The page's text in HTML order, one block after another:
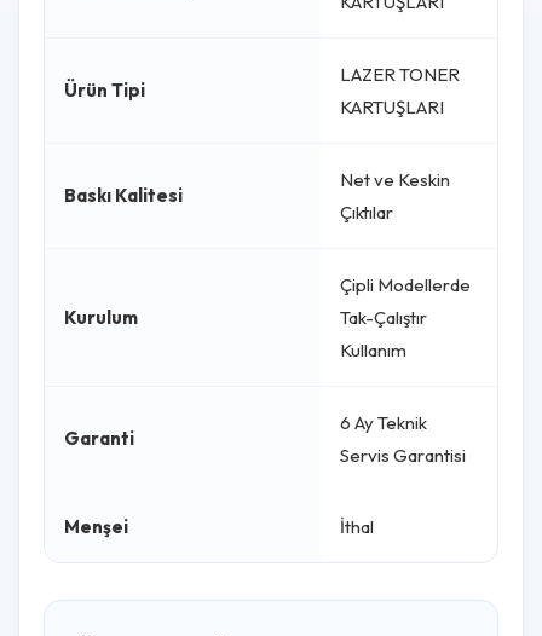
Ürün Tipi
LAZER TONER
KARTUŞLARI
Baskı Kalitesi
Net ve Keskin
Çıktılar
Kurulum
Çipli Modellerde
Tak-Çalıştır
Kullanım
Garanti
6 Ay Teknik
Servis Garantisi
Menşei İthal